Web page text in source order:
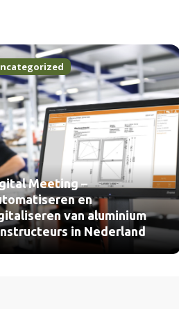
Meeting –
en
van aluminium
in Nederland